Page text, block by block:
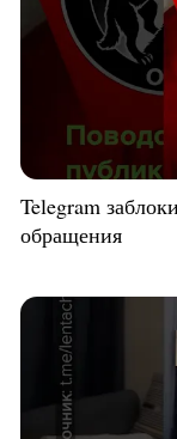
Telegram
обращения